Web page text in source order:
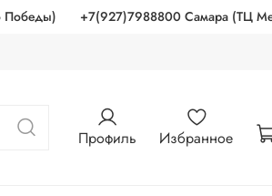
Победы) +7(927)7988800 Самара (ТЦ
Профиль Избранное